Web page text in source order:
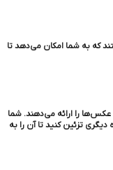
که به شما امکان می‌دهد تا
را ارائه می‌دهند. شما
تزئین کنید تا آن را به